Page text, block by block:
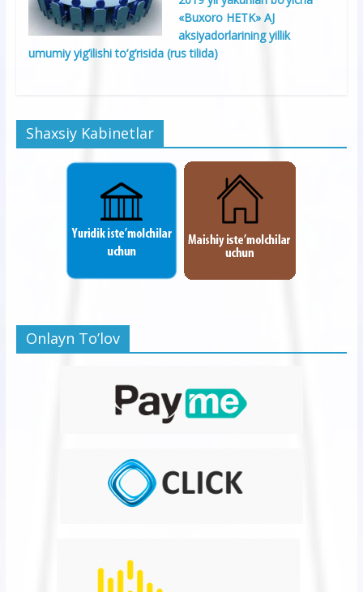
«Buxoro HETK» AJ
aksiyadorlarining yillik
umumiy yig’ilishi to’g’risida (rus tilida)
Shaxsiy Kabinetlar
Onlayn To’lov